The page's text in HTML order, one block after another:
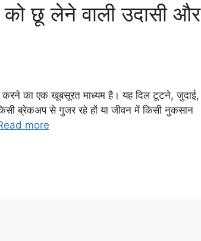
छू लेने वाली उदासी और
का एक खूबसूरत माध्यम है। यह दिल टूटने, जुदाई,
ब्रेकअप से गुजर रहे हों या जीवन में किसी नुकसान
more